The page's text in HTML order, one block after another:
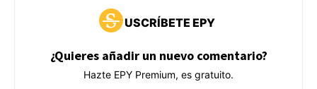
USCRÍBETE EPY
¿Quieres añadir un nuevo comentario?
Hazte EPY Premium, es gratuito.